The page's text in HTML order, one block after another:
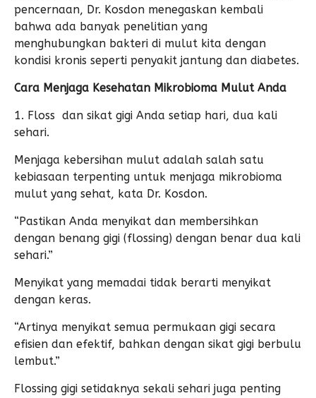
pencernaan, Dr. Kosdon menegaskan kembali
bahwa ada banyak penelitian yang
menghubungkan bakteri di mulut kita dengan
kondisi kronis seperti penyakit jantung dan diabetes.
Cara Menjaga Kesehatan Mikrobioma Mulut Anda
1. Floss dan sikat gigi Anda setiap hari, dua kali
sehari.
Menjaga kebersihan mulut adalah salah satu
kebiasaan terpenting untuk menjaga mikrobioma
mulut yang sehat, kata Dr. Kosdon.
“Pastikan Anda menyikat dan membersihkan
dengan benang gigi (flossing) dengan benar dua kali
sehari.”
Menyikat yang memadai tidak berarti menyikat
dengan keras.
“Artinya menyikat semua permukaan gigi secara
efisien dan efektif, bahkan dengan sikat gigi berbulu
lembut.”
Flossing gigi setidaknya sekali sehari juga penting